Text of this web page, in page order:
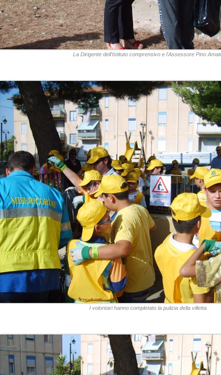
La Dirigente dell'Istituto comprensivo e l'Assessore Pino
I volontari hanno completato la pulizia della villetta